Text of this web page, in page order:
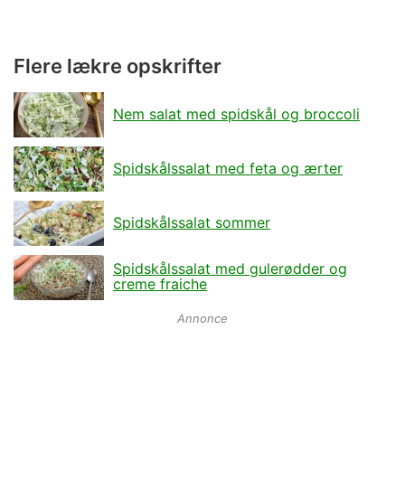
Flere lækre opskrifter
Nem salat med spidskål og broccoli
Spidskålssalat med feta og ærter
Spidskålssalat sommer
Spidskålssalat med gulerødder og
creme fraiche
Annonce